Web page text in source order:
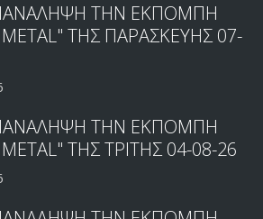
ΤΗΝ ΕΚΠΟΜΠΗ
METAL" ΤΗΣ ΠΑΡΑΣΚΕΥΗΣ 07-
ΤΗΝ ΕΚΠΟΜΠΗ
METAL" ΤΗΣ ΤΡΙΤΗΣ 04-08-26